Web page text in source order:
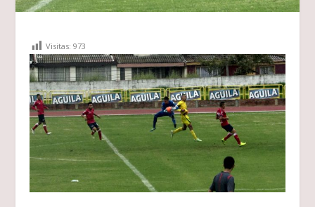
Visitas: 973